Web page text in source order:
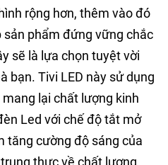
rộng hơn, thêm vào đó
sản phẩm đứng vững chắc
sẽ là lựa chọn tuyệt vời
bạn. Tivi LED này sử dụng
lại chất lượng kinh
Led với chế độ tắt mở
tăng cường độ sáng của
thực về chất lượng